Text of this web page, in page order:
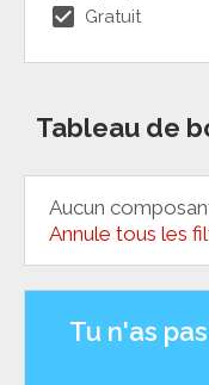
check_box Gratuit
Tableau de
Aucun
Annule tous les
Tu n'as